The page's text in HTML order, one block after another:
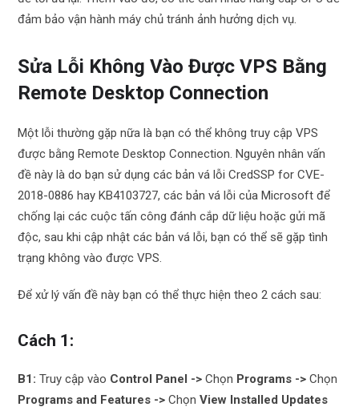
đảm bảo vận hành máy chủ tránh ảnh hưởng dịch vụ.
Sửa Lỗi Không Vào Được VPS Bằng
Remote Desktop Connection
Một lỗi thường gặp nữa là bạn có thể không truy cập VPS
được bằng Remote Desktop Connection. Nguyên nhân vấn
đề này là do bạn sử dụng các bản vá lỗi CredSSP for CVE-
2018-0886 hay KB4103727, các bản vá lỗi của Microsoft để
chống lại các cuộc tấn công đánh cắp dữ liệu hoặc gửi mã
độc, sau khi cập nhật các bản vá lỗi, bạn có thể sẽ gặp tình
trạng không vào được VPS.
Để xử lý vấn đề này bạn có thể thực hiện theo 2 cách sau:
Cách 1:
B1:Truy cập vào Control Panel ->Chọn Programs ->Chọn
Programs and Features ->ChọnView Installed Updates